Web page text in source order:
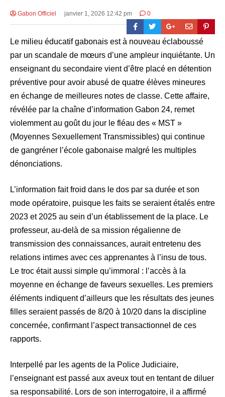
Gabon Officiel janvier 1, 2026 12:42 pm 0
Le milieu éducatif gabonais est à nouveau éclaboussé
par un scandale de mœurs d’une ampleur inquiétante. Un
enseignant du secondaire vient d’être placé en détention
préventive pour avoir abusé de quatre élèves mineures
en échange de meilleures notes de classe. Cette affaire,
révélée par la chaîne d’information Gabon 24, remet
violemment au goût du jour le fléau des « MST »
(Moyennes Sexuellement Transmissibles) qui continue
de gangréner l’école gabonaise malgré les multiples
dénonciations.
L’information fait froid dans le dos par sa durée et son
mode opératoire, puisque les faits se seraient étalés entre
2023 et 2025 au sein d’un établissement de la place. Le
professeur, au-delà de sa mission régalienne de
transmission des connaissances, aurait entretenu des
relations intimes avec ces apprenantes à l’insu de tous.
Le troc était aussi simple qu’immoral : l’accès à la
moyenne en échange de faveurs sexuelles. Les premiers
éléments indiquent d’ailleurs que les résultats des jeunes
filles seraient passés de 8/20 à 10/20 dans la discipline
concernée, confirmant l’aspect transactionnel de ces
rapports.
Interpellé par les agents de la Police Judiciaire,
l’enseignant est passé aux aveux tout en tentant de diluer
sa responsabilité. Lors de son interrogatoire, il a affirmé